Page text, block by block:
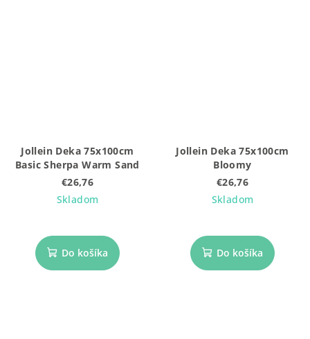
Jollein Deka 75x100cm
Basic Sherpa Warm Sand
€26,76
Skladom
Do košíka
Jollein Deka 75x100cm
Bloomy
€26,76
Skladom
Do košíka